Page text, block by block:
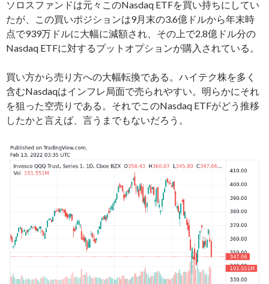
ソロスファンドは元々このNasdaq ETFを買い持ちにしてい
たが、この買いポジションは9月末の3.6億ドルから年末時
点で939万ドルに大幅に減額され、その上で2.8億ドル分の
Nasdaq ETFに対するプットオプションが購入されている。
買い方から売り方への大幅転換である。ハイテク株を多く
含むNasdaqはインフレ局面で売られやすい。明らかにそれ
を狙った空売りである。それでこのNasdaq ETFがどう推移
したかと言えば、言うまでもないだろう。